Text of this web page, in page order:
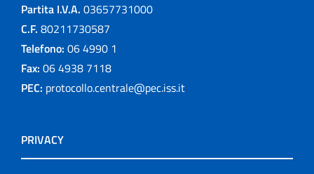
Partita I.V.A. 03657731000
C.F. 80211730587
Telefono: 06 4990 1
Fax: 06 4938 7118
PEC: protocollo.centrale@pec.iss.it
PRIVACY